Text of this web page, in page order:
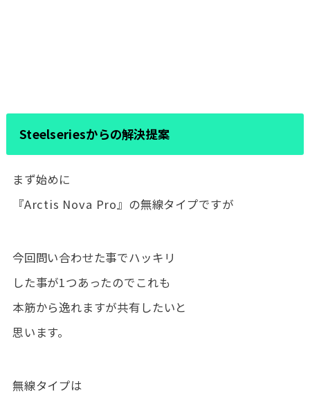
Steelseriesからの解決提案
まず始めに
『Arctis Nova Pro』の無線タイプですが
今回問い合わせた事でハッキリ
した事が1つあったのでこれも
本筋から逸れますが共有したいと
思います。
無線タイプは